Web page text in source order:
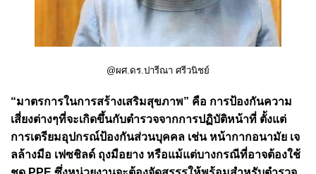
@ผศ.ดร.ปารีณา ศรีวนิชย์
“มาตรการในการสร้างเสริมสุขภาพ” คือ การป้องกันความ
เสี่ยงต่างๆที่จะเกิดขึ้นกับตำรวจจากการปฏิบัติหน้าที่ ตั้งแต่
การเตรียมอุปกรณ์ป้องกันส่วนบุคคล เช่น หน้ากากอนามัย เจ
ลล้างมือ เฟซชิลด์ ถุงมือยาง หรือแม้แต่บางกรณีที่อาจต้องใช้